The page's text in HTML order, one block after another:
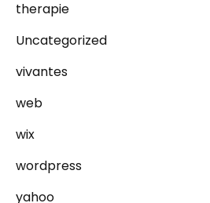
therapie
Uncategorized
vivantes
web
wix
wordpress
yahoo